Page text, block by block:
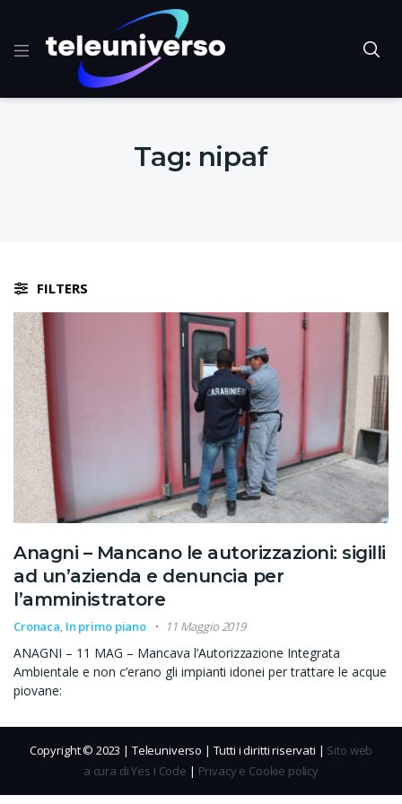
Tag: nipaf
FILTERS
Anagni – Mancano le autorizzazioni: sigilli
ad un’azienda e denuncia per
l’amministratore
Cronaca, In primo piano 11 Maggio 2019
ANAGNI – 11 MAG – Mancava l’Autorizzazione Integrata
Ambientale e non c’erano gli impianti idonei per trattare le acque
piovane:
Copyright © 2023 | Teleuniverso | Tutti i diritti riservati | Sito web
a cura di Yes I Code | Privacy e Cookie policy